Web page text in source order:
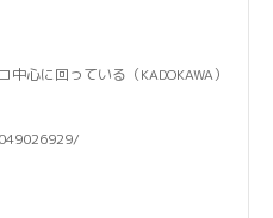
心に回っている（KADOKAWA）